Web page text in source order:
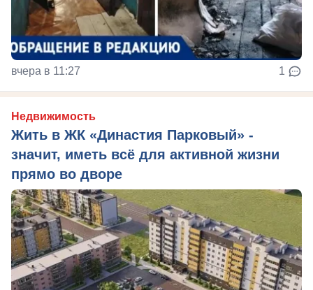
вчера в 11:27 1
Недвижимость
Жить в ЖК «Династия Парковый» -
значит, иметь всё для активной жизни
прямо во дворе